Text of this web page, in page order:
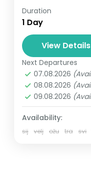
Nacionalni
jezera različitih
povezanih
su najveći,
nacionalni park.
Hrvatska,
National Park
1-8 People
Duration
1 Day
View Details
Next Departures
07.08.2026
08.08.2026
09.08.2026
Availability:
sij velj ožu tra svi